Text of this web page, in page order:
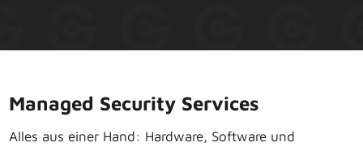
Managed Security Services
Alles aus einer Hand: Hardware, Software und